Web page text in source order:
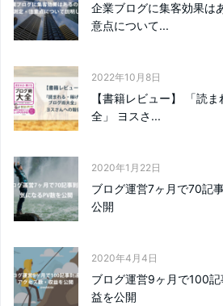
企業ブログに集客効果は
意点について...
2022年10月8日
【書籍レビュー】 「読
全」 ヨスさ...
2020年1月22日
ブログ運営7ヶ月で70記
公開
2020年4月4日
ブログ運営9ヶ月で100
益を公開